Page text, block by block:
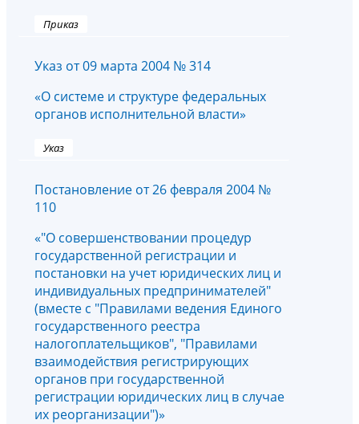
Приказ
Указ от 09 марта 2004 № 314
«О системе и структуре федеральных
органов исполнительной власти»
Указ
Постановление от 26 февраля 2004 №
110
«"О совершенствовании процедур
государственной регистрации и
постановки на учет юридических лиц и
индивидуальных предпринимателей"
(вместе с "Правилами ведения Единого
государственного реестра
налогоплательщиков", "Правилами
взаимодействия регистрирующих
органов при государственной
регистрации юридических лиц в случае
их реорганизации")»